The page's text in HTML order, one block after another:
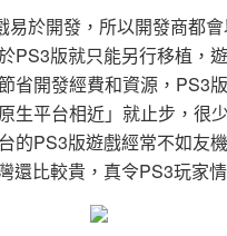
易於開發，所以開發商都
PS3版就只能另行移植，
省開發經費和資源，PS3
生平台相近」就止步，很
的PS3版遊戲經常不如友
還比較貴，真令PS3玩家